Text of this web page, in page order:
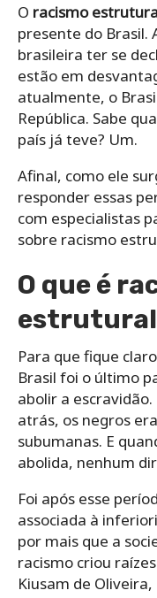
O racismo
presente do Brasil.
brasileira ter se
estão em
atualmente, o
República. Sabe
país já teve? Um.
Afinal, como ele
responder essas
com especialistas
sobre racismo
O que é
Para que fique
Brasil foi o último
abolir a
atrás, os negros
subumanas. E
abolida, nenhum
Foi após esse
associada à
por mais que a
racismo criou
Kiusam de